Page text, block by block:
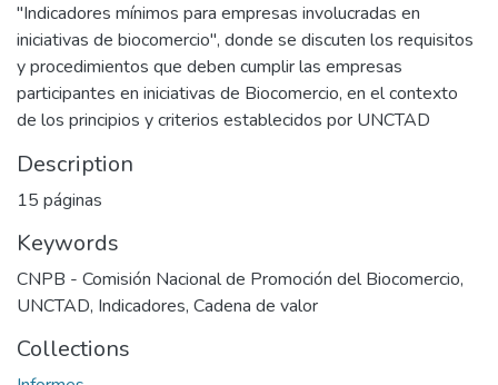
"Indicadores mínimos para empresas involucradas en
iniciativas de biocomercio", donde se discuten los requisitos
y procedimientos que deben cumplir las empresas
participantes en iniciativas de Biocomercio, en el contexto
de los principios y criterios establecidos por UNCTAD
Description
15 páginas
Keywords
CNPB - Comisión Nacional de Promoción del Biocomercio,
UNCTAD, Indicadores, Cadena de valor
Collections